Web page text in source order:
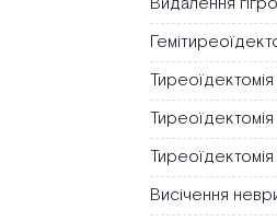
Тиреоїдектомія
Тиреоїдектомія
Тиреоїдектомія
Висічення